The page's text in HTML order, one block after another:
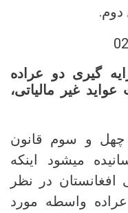
دوم.
گیری دو عراده
غیر مالیاتی،
چهل و سوم قانون
میشود اینکه
در نظر
عراده واسطه مورد